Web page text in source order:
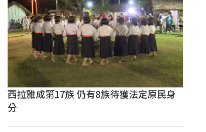
西拉雅成第17族 仍有8族待獲法定原民身
分